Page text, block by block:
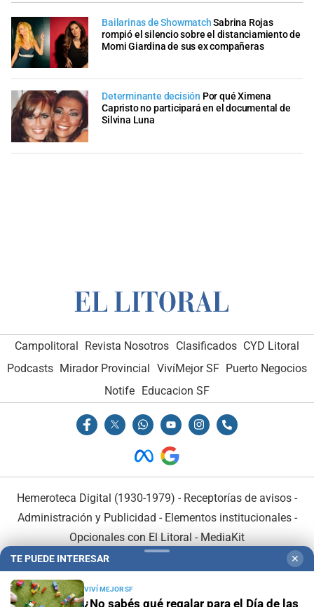
Bailarinas de Showmatch Sabrina Rojas
rompió el silencio sobre el distanciamiento de
Momi Giardina de sus ex compañeras
Determinante decisión Por qué Ximena
Capristo no participará en el documental de
Silvina Luna
Campolitoral Revista Nosotros Clasificados CYD Litoral
Podcasts Mirador Provincial VivíMejor SF Puerto Negocios
Notife Educacion SF
Hemeroteca Digital (1930-1979) - Receptorías de avisos -
Administración y Publicidad - Elementos institucionales-
Opcionales con El Litoral - MediaKit
TE PUEDE INTERESAR ✕
VIVÍ MEJOR SF
¿No sabés qué regalar para el Día de las